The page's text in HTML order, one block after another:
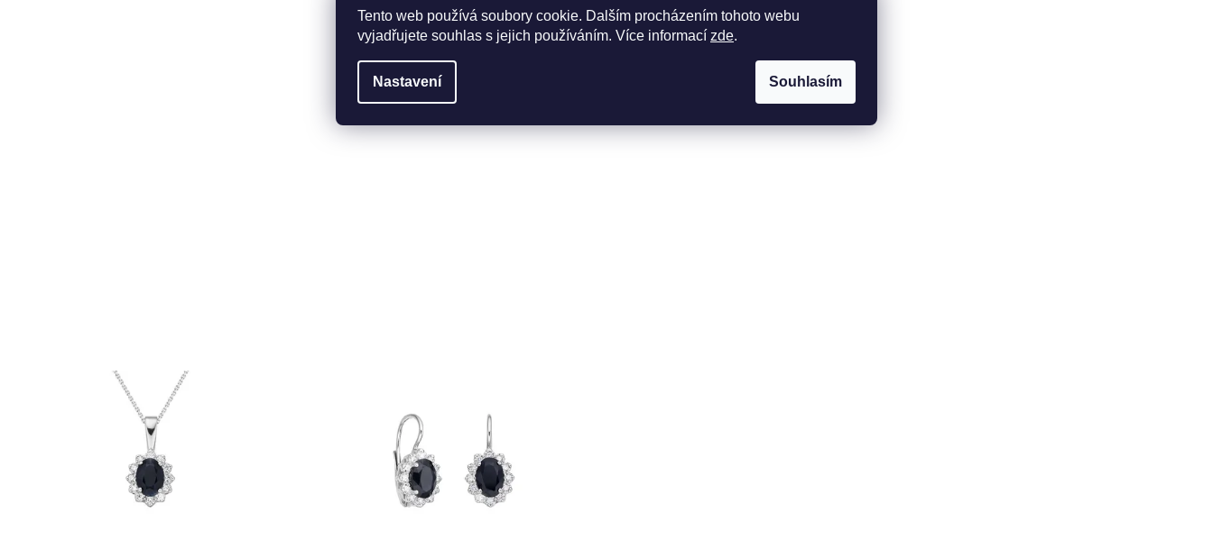
Tento web používá soubory cookie. Dalším procházením tohoto webu
vyjadřujete souhlas s jejich používáním. Více informací zde.
Nastavení Souhlasím